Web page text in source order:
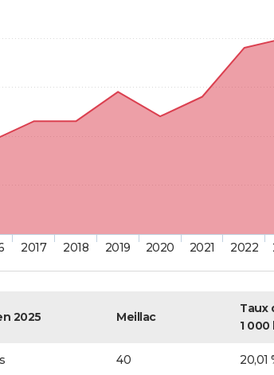
2017 2018 2019 2020 2021 2022
2025 Meillac
Taux
1
40